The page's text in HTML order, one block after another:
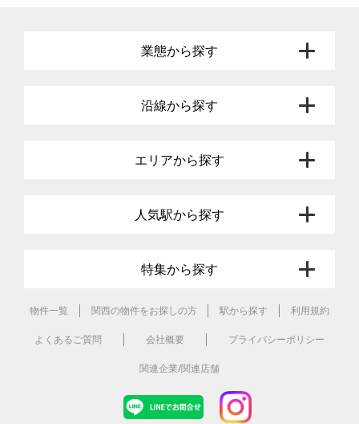
業態から探す
沿線から探す
エリアから探す
人気駅から探す
特集から探す
物件一覧 関西の物件をお探しの方 駅から探す 利用規約
よくあるご質問 会社概要 プライバシーポリシー
関連企業/関連店舗